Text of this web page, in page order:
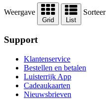
Weergave
Grid List
Sorteer
Support
Klantenservice
Bestellen en betalen
Luisterrijk App
Cadeaukaarten
Nieuwsbrieven